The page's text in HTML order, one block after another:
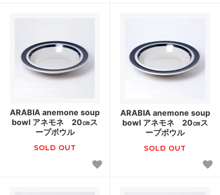
ARABIA anemone soup
bowl アネモネ 20㎝ス
ープボウル
SOLD OUT
ARABIA anemone soup
bowl アネモネ 20㎝ス
ープボウル
SOLD OUT